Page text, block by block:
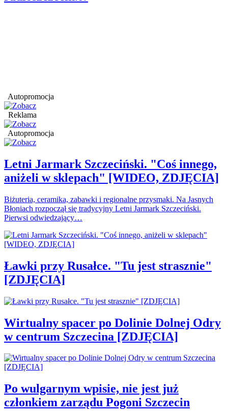
Autopromocja
Reklama
Autopromocja
Letni Jarmark Szczeciński. "Coś innego,
aniżeli w sklepach" [WIDEO, ZDJĘCIA]
Biżuteria, ceramika, zabawki i regionalne przysmaki. Na Jasnych
Błoniach rozpoczął się tradycyjny Letni Jarmark Szczeciński.
Pierwsi odwiedzający…
Ławki przy Rusałce. "Tu jest strasznie"
[ZDJĘCIA]
Wirtualny spacer po Dolinie Dolnej Odry
w centrum Szczecina [ZDJĘCIA]
Po wulgarnym wpisie, nie jest już
członkiem zarządu Pogoni Szczecin